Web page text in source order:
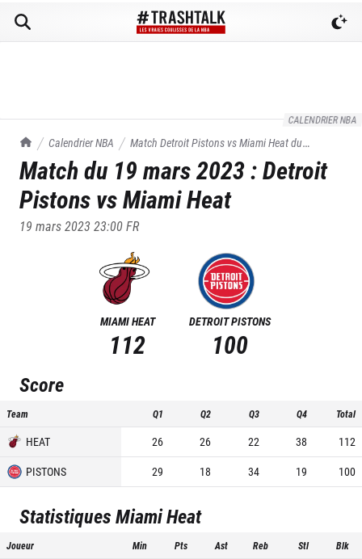
CALENDRIER NBA
TrashTalk Actu NBA
Calendrier NBA Match Detroit Pistons vsMiami Heatdu
19/03/2023
Match du 19 mars 2023:Detroit
Pistons vsMiami Heat
19 mars 2023 23:00FR
MIAMI HEAT
112
DETROIT PISTONS
100
Score
Team Q1 Q2 Q3 Q4 Total
HEAT 26 26 22 38
112
PISTONS
29 18 34 19 100
StatistiquesMiami Heat
Joueur Min Pts Ast Reb Stl Blk